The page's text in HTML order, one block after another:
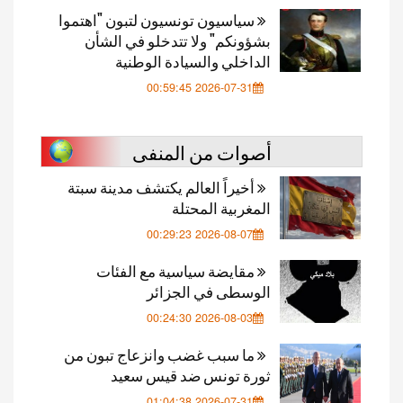
سياسيون تونسيون لتبون "اهتموا
بشؤونكم" ولا تتدخلو في الشأن
الداخلي والسيادة الوطنية
2026-07-31 00:59:45
أصوات من المنفى
أخيراً العالم يكتشف مدينة سبتة
المغربية المحتلة
2026-08-07 00:29:23
مقايضة سياسية مع الفئات
الوسطى في الجزائر
2026-08-03 00:24:30
ما سبب غضب وانزعاج تبون من
ثورة تونس ضد قيس سعيد